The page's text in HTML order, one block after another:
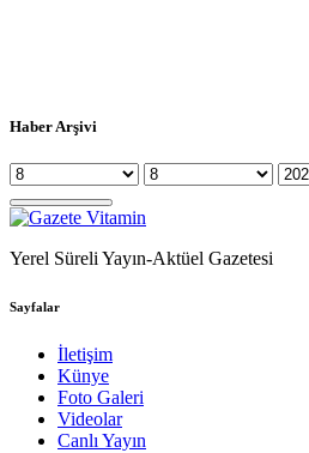
Haber Arşivi
Yerel Süreli Yayın-Aktüel Gazetesi
Sayfalar
İletişim
Künye
Foto Galeri
Videolar
Canlı Yayın